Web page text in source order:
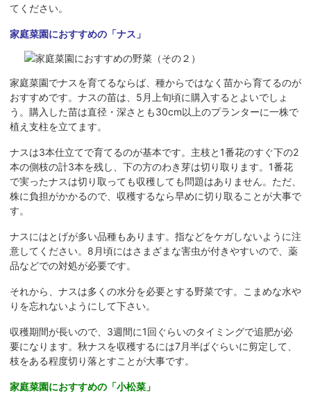
てください。
家庭菜園におすすめの「ナス」
家庭菜園でナスを育てるならば、種からではなく苗から育てるのが
おすすめです。ナスの苗は、5月上旬頃に購入するとよいでしょ
う。購入した苗は直径・深さとも30cm以上のプランターに一株で
植え支柱を立てます。
ナスは3本仕立てで育てるのが基本です。主枝と1番花のすぐ下の2
本の側枝の計3本を残し、下の方のわき芽は切り取ります。1番花
で実ったナスは切り取っても収穫しても問題はありません。ただ、
株に負担がかかるので、収穫するなら早めに切り取ることが大事で
す。
ナスにはとげが多い品種もあります。指などをケガしないように注
意してください。8月頃にはさまざまな害虫が付きやすいので、薬
品などでの対処が必要です。
それから、ナスは多くの水分を必要とする野菜です。こまめな水や
りを忘れないようにして下さい。
収穫期間が長いので、3週間に1回ぐらいのタイミングで追肥が必
要になります。秋ナスを収穫するには7月半ばぐらいに剪定して、
枝をある程度切り落とすことが大事です。
家庭菜園におすすめの「小松菜」